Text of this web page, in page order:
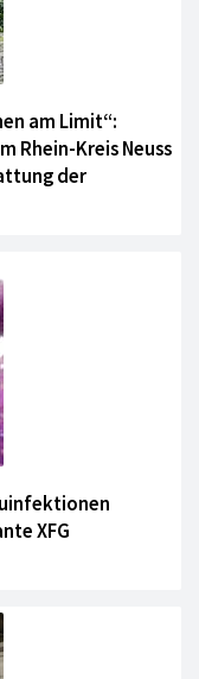
am Limit“:
Rhein-Kreis Neuss
der
XFG